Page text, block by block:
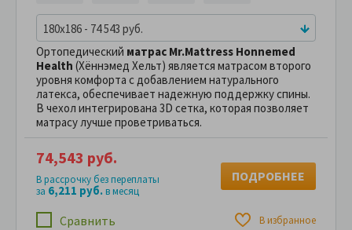
180x186 - 74 543 руб.
Ортопедический матрас Mr.Mattress Hоnnemed
Health (Хённэмед Хельт) является матрасом второго
уровня комфорта с добавлением натурального
латекса, обеспечивает надежную поддержку спины.
В чехол интегрирована 3D сетка, которая позволяет
матрасу лучше проветриваться.
Сравнить В избранное
74,543 руб.
В рассрочку без переплаты
за 6,211 руб.в месяц
ПОДРОБНЕЕ